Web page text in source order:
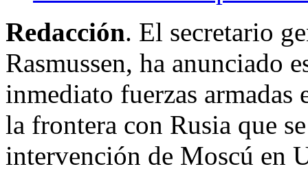
Redacción. El secretario
Rasmussen, ha anunciado
inmediato fuerzas armadas
la frontera con Rusia que
intervención de Moscú en